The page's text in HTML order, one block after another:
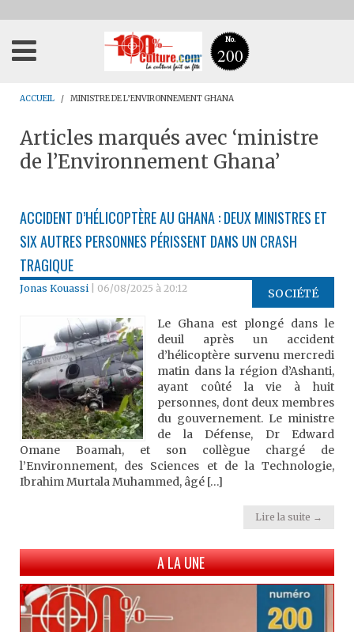
No.
200
ACCUEIL MINISTRE DE L’ENVIRONNEMENT GHANA
Articles marqués avec ‘ministre
de l’Environnement Ghana’
ACCIDENT D’HÉLICOPTÈRE AU GHANA : DEUX MINISTRES ET
SIX AUTRES PERSONNES PÉRISSENT DANS UN CRASH
TRAGIQUE
Jonas Kouassi 06/08/2025 à 20:12 SOCIÉTÉ
Le Ghana est plongé dans le
deuil après un accident
d’hélicoptère survenu mercredi
matin dans la région d’Ashanti,
ayant coûté la vie à huit
personnes, dont deux membres
du gouvernement. Le ministre
de la Défense, Dr Edward
Omane Boamah, et son collègue chargé de
l’Environnement, des Sciences et de la Technologie,
Ibrahim Murtala Muhammed, âgé […]
Lire la suite →
A LA UNE